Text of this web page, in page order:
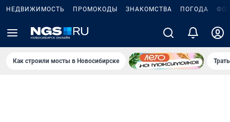
НЕДВИЖИМОСТЬ ПРОМОКОДЫ ЗНАКОМСТВА ПОГОДА
Как строили мосты в Новосибирске